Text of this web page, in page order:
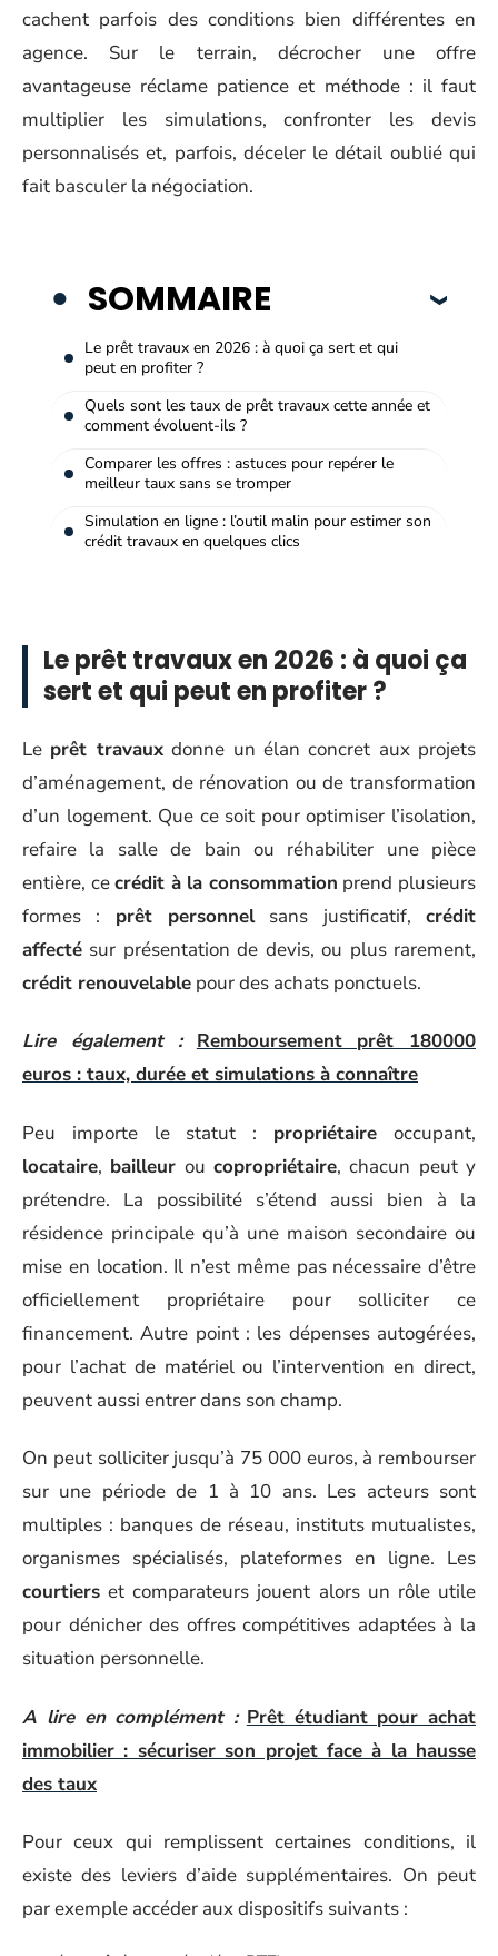
cachent parfois des conditions bien différentes en
agence. Sur le terrain, décrocher une offre
avantageuse réclame patience et méthode : il faut
multiplier les simulations, confronter les devis
personnalisés et, parfois, déceler le détail oublié qui
fait basculer la négociation.
SOMMAIRE
Le prêt travaux en 2026 : à quoi ça sert et qui
peut en profiter ?
Quels sont les taux de prêt travaux cette année et
comment évoluent-ils ?
Comparer les offres : astuces pour repérer le
meilleur taux sans se tromper
Simulation en ligne : l’outil malin pour estimer son
crédit travaux en quelques clics
Le prêt travaux en 2026 : à quoi ça
sert et qui peut en profiter ?
Le prêt travauxdonne un élan concret aux projets
d’aménagement, de rénovation ou de transformation
d’un logement. Que ce soit pour optimiser l’isolation,
refaire la salle de bain ou réhabiliter une pièce
entière, cecrédit à la consommation prend plusieurs
formes : prêt personnelsans justificatif,crédit
affecté sur présentation de devis, ou plus rarement,
crédit renouvelable pour des achats ponctuels.
Lire également : Remboursement prêt 180000
euros : taux, durée et simulations à connaître
Peu importe le statut : propriétaire occupant,
locataire, bailleur oucopropriétaire, chacun peut y
prétendre. La possibilité s’étend aussi bien à la
résidence principale qu’à une maison secondaire ou
mise en location. Il n’est même pas nécessaire d’être
officiellement propriétaire pour solliciter ce
financement. Autre point : les dépenses autogérées,
pour l’achat de matériel ou l’intervention en direct,
peuvent aussi entrer dans son champ.
On peut solliciter jusqu’à 75 000 euros, à rembourser
sur une période de 1 à 10 ans. Les acteurs sont
multiples : banques de réseau, instituts mutualistes,
organismes spécialisés, plateformes en ligne. Les
courtiers et comparateurs jouent alors un rôle utile
pour dénicher des offres compétitives adaptées à la
situation personnelle.
A lire en complément : Prêt étudiant pour achat
immobilier : sécuriser son projet face à la hausse
des taux
Pour ceux qui remplissent certaines conditions, il
existe des leviers d’aide supplémentaires. On peut
par exemple accéder aux dispositifs suivants :